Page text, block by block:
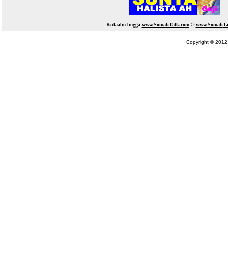
Kulaabo bogga www.SomaliTalk.com ©www.Somali
Copyright © 2012